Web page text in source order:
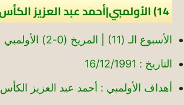
14) الأولمبي|أحمد عبد العزيز الكأس
الأسبوع الـ (11) | المريخ (0-2) الأولمبي
التاريخ : 16/12/1991
أهداف الأولمبي : أحمد عبد العزيز الكأس